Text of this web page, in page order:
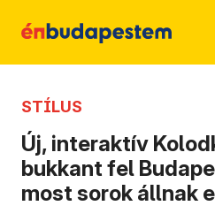
STÍLUS
Új, interaktív
bukkant fel
most sorok állnak